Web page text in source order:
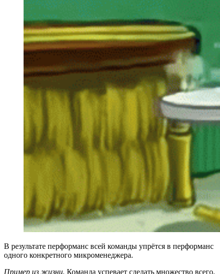
В результате перформанс всей команды упрётся в перформанс
одного конкретного микроменеджера.
Пример из жизни. Команда успевает сделать множество всего,